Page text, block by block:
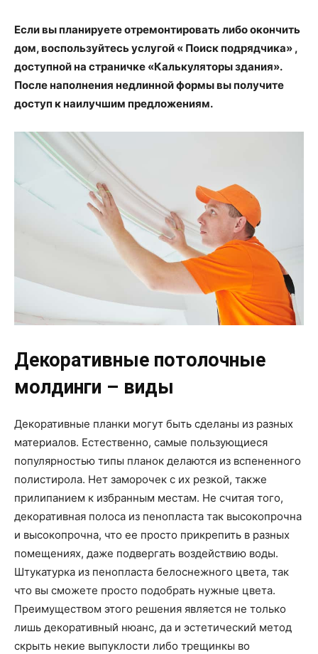
Если вы планируете отремонтировать либо окончить
дом, воспользуйтесь услугой « Поиск подрядчика» ,
доступной на страничке «Калькуляторы здания».
После наполнения недлинной формы вы получите
доступ к наилучшим предложениям.
Декоративные потолочные
молдинги – виды
Декоративные планки могут быть сделаны из разных
материалов. Естественно, самые пользующиеся
популярностью типы планок делаются из вспененного
полистирола. Нет заморочек с их резкой, также
прилипанием к избранным местам. Не считая того,
декоративная полоса из пенопласта так высокопрочна
и высокопрочна, что ее просто прикрепить в разных
помещениях, даже подвергать воздействию воды.
Штукатурка из пенопласта белоснежного цвета, так
что вы сможете просто подобрать нужные цвета.
Преимуществом этого решения является не только
лишь декоративный нюанс, да и эстетический метод
скрыть некие выпуклости либо трещинкы во